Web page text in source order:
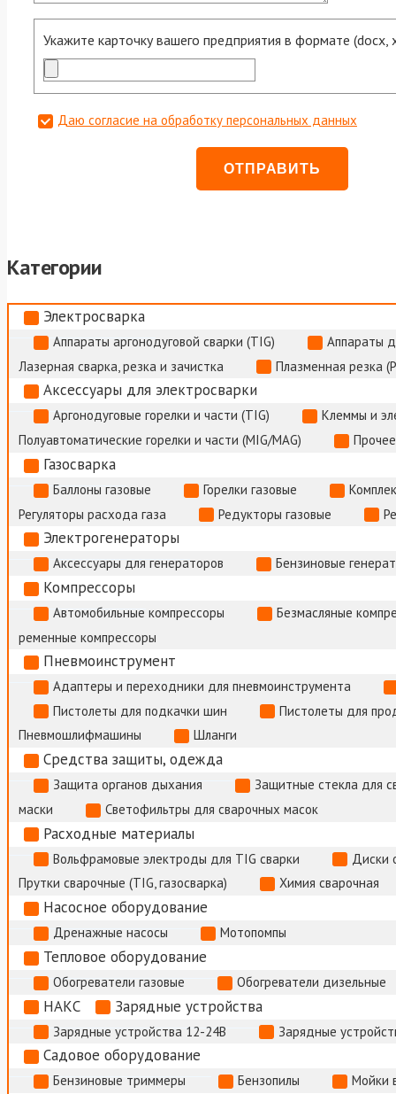
Укажите карточку вашего предприятия в формате (docx,
Даю согласие на обработку персональных данных
Категории
Электросварка
Аппараты аргонодуговой сварки (TIG)
Аппараты
Лазерная сварка, резка и зачистка
Плазменная резка
Аксессуары для электросварки
Аргонодуговые горелки и части (TIG)
Клеммы и
Полуавтоматические горелки и части (MIG/MAG)
Газосварка
Баллоны газовые Горелки газовые
Регуляторы расхода газа
Редукторы газовые
Электрогенераторы
Аксессуары для генераторов Бензиновые
Компрессоры
Автомобильные компрессоры
Безмасляные
ременные компрессоры
Пневмоинструмент
Адаптеры и переходники для пневмоинструмента
Пистолеты для подкачки шин
Пистолеты для
Пневмошлифмашины
Шланги
Средства защиты, одежда
Защита органов дыхания
Защитные стекла для
маски
Светофильтры для сварочных масок
Расходные материалы
Вольфрамовые электроды для TIG сварки
Диски
Прутки сварочные (TIG, газосварка)
Химия сварочная
Насосное оборудование
Дренажные насосы Мотопомпы
Тепловое оборудование
Обогреватели газовые Обогреватели дизельные
НАКС Зарядные устройства
Зарядные устройства 12-24В Зарядные
Садовое оборудование
Бензиновые триммеры Бензопилы Мойки